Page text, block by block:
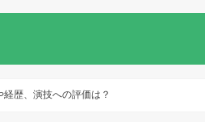
歴、演技への評価は？